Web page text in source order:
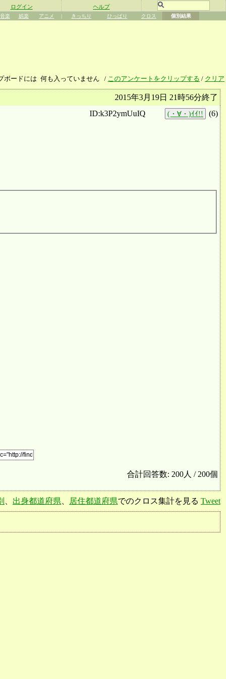
ログイン ヘルプ
音楽 娯楽 アニメ | きっちり ひっぱり クロス 個別結果
ボードには 何も入っていません / このアンケートをクリップする / クリア
2015年3月19日 21時56分終了
ID:k3P2ymUuIQ
(・∀・)ｲｲ!! (6)
合計回答数: 200人 / 200個
出身都道府県 居住都道府県でのクロス集計を見る Tweet